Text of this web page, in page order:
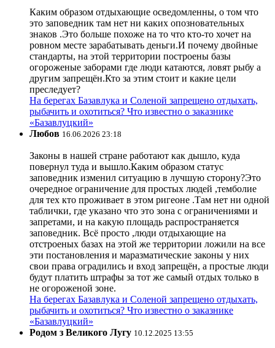
Каким образом отдыхающие осведомленны, о том что
это заповедник там нет ни каких опозновательных
знаков .Это больше похоже на то что кто-то хочет на
ровном месте зарабатывать деньги.И почему двойные
стандарты, на этой территории построены базы
огороженые заборами где люди катаются, ловят рыбу а
другим запрещён.Кто за этим стоит и какие цели
преследует?
На берегах Базавлука и Соленой запрещено отдыхать,
рыбачить и охотиться? Что известно о заказнике
«Базавлуцкий»
Любов 16.06.2026 23:18
Законы в нашей стране работают как дышло, куда
повернул туда и вышло.Каким образом статус
заповедник изменил ситуацию в лучшую сторону?Это
очередное ограничение для простых людей ,темболие
для тех кто проживает в этом ригеоне .Там нет ни одной
таблички, где указано что это зона с ограничениями и
запретами, и на какую площадь распространяется
заповедник. Всё просто ,люди отдыхающие на
отстроеных базах на этой же территории ложили на все
эти постановления и маразматические законы у них
свои права оградились и вход запрещён, а простые люди
будут платить штрафы за тот же самый отдых только в
не огороженой зоне.
На берегах Базавлука и Соленой запрещено отдыхать,
рыбачить и охотиться? Что известно о заказнике
«Базавлуцкий»
Родом з Великого Лугу 10.12.2025 13:55